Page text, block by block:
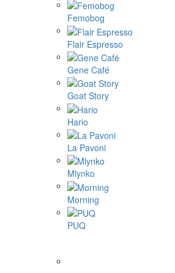
Femobog
Flair Espresso
Gene Café
Goat Story
Hario
La Pavoni
Mlynko
Morning
PUQ